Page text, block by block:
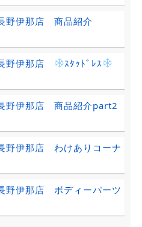
野伊那店 商品紹介
野伊那店
ｽﾀｯﾄﾞﾚｽ
野伊那店 商品紹介part2
野伊那店 わけありコーナ
野伊那店 ボディーパーツ